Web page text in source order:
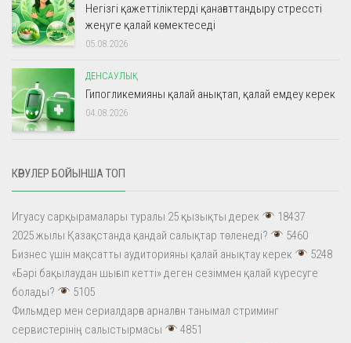
Негізгі қажеттіліктерді қанағаттандыру стрессті
жеңуге қалай көмектеседі
05.08.2026
ДЕНСАУЛЫҚ
Гипогликемияны қалай анықтап, қалай емдеу керек
04.08.2026
КӨРУЛЕР БОЙЫНША ТОП
Игуасу сарқырамалары туралы 25 қызықты дерек
18437
2025 жылы Қазақстанда қандай салықтар төленеді?
5460
Бизнес үшін мақсатты аудиторияны қалай анықтау керек
5248
«Бәрі бақылаудан шығып кетті» деген сезіммен қалай күресуге
болады?
5105
Фильмдер мен сериалдарға арналған танымал стриминг
сервистерінің салыстырмасы
4851